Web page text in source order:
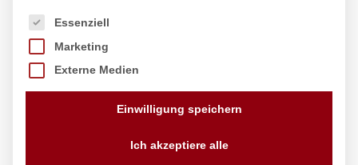
Es folgt eine Liste der Service-Gruppen, für die eine
Essenziell
Marketing
Externe Medien
Einwilligung speichern
Ich akzeptiere alle